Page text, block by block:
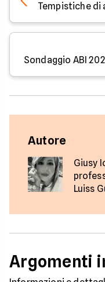
Autore
Giusy
Luiss
Argomenti